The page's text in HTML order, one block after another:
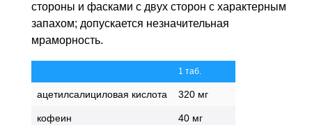
стороны и фасками с двух сторон с характерным
запахом; допускается незначительная
мраморность.
1 таб.
ацетилсалициловая кислота 320 мг
кофеин 40 мг